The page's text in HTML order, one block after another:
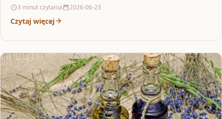
3 minut czytania 2026-06-23
Czytaj więcej